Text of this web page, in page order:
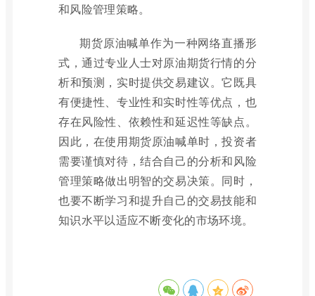
和风险管理策略。
期货原油喊单作为一种网络直播形
式，通过专业人士对原油期货行情的分
析和预测，实时提供交易建议。它既具
有便捷性、专业性和实时性等优点，也
存在风险性、依赖性和延迟性等缺点。
因此，在使用期货原油喊单时，投资者
需要谨慎对待，结合自己的分析和风险
管理策略做出明智的交易决策。同时，
也要不断学习和提升自己的交易技能和
知识水平以适应不断变化的市场环境。